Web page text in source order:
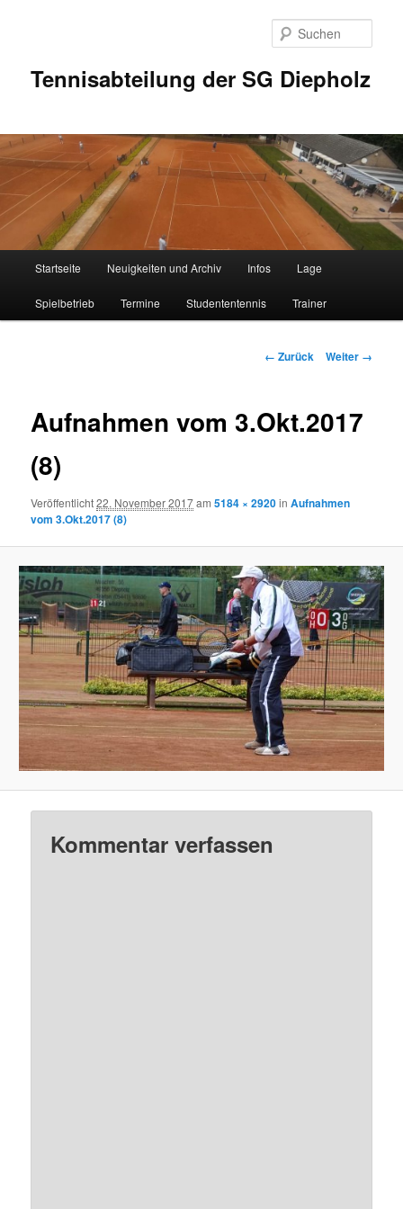
Tennisabteilung der SG Diepholz
Startseite Neuigkeiten und Archiv Infos Lage
Spielbetrieb Termine Studententennis Trainer
Bilder-
← Zurück Weiter →
Aufnahmen vom 3.Okt.2017
(8)
Veröffentlicht22. November 2017am5184 × 2920inAufnahmen
vom 3.Okt.2017 (8)
Kommentar verfassen